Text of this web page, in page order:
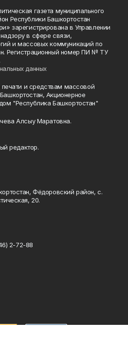
газета муниципального
Республики Башкортостан
зарегистрирована в Управлении
в сфере связи,
и массовых коммуникаций по
Регистрационный номер ПИ № ТУ
данных
печати и средствам массовой
Акционерное
"Республика Башкортостан"
Алсыу Маратовна.
редактор.
Фёдоровский район, с.
20.
2-72-88